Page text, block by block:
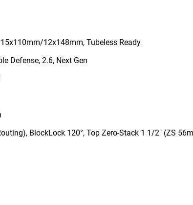
12x148mm, Tubeless Ready
Defense, 2.6, Next Gen
BlockLock 120°, Top Zero-Stack 1 1/2" (ZS